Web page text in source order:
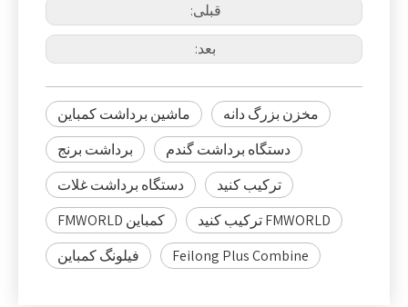
قبلی:
بعد:
ماشین برداشت کمباین
مخزن بزرگ دانه
برداشت برنج
دستگاه برداشت گندم
دستگاه برداشت غلات
ترکیب کنید
کمباین FMWORLD
FMWORLD ترکیب کنید
فیلونگ کمباین
Feilong Plus Combine